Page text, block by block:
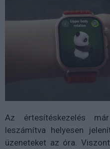
Az értesítéskezelés
leszámítva helyesen
üzeneteket az óra.